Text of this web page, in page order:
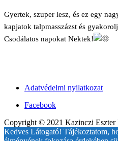
Gyertek, szuper lesz, és ez egy
kapjatok talpmasszázst és
Csodálatos napokat Nektek!
Adatvédelmi nyilatkozat
Facebook
Copyright © 2021 Kazinczi Eszter
Kedves Látogató! Tájékoztatom,